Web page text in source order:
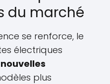
du marché
se renforce, le
électriques
nouvelles
plus